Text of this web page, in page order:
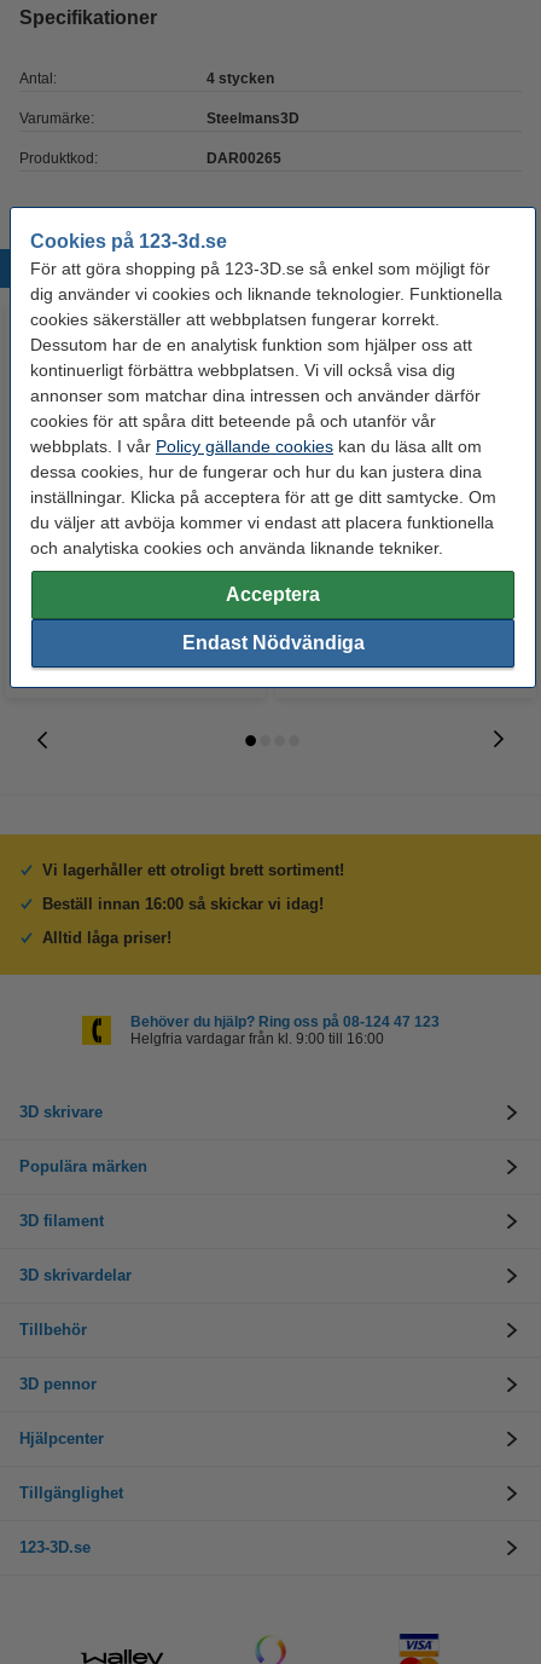
Cookies på 123-3d.se
För att göra shopping på 123-3D.se så enkel som möjligt för
dig använder vi cookies och liknande teknologier. Funktionella
cookies säkerställer att webbplatsen fungerar korrekt.
Dessutom har de en analytisk funktion som hjälper oss att
kontinuerligt förbättra webbplatsen. Vi vill också visa dig
annonser som matchar dina intressen och använder därför
cookies för att spåra ditt beteende på och utanför vår
webbplats. I vår Policy gällande cookies kan du läsa allt om
dessa cookies, hur de fungerar och hur du kan justera dina
inställningar. Klicka på acceptera för att ge ditt samtycke. Om
du väljer att avböja kommer vi endast att placera funktionella
och analytiska cookies och använda liknande tekniker.
Acceptera
Endast Nödvändiga
Specifikationer
Antal: 4 stycken
Varumärke: Steelmans3D
Produktkod: DAR00265
Populära produkter
123-3D Start- efterbehandling-
och underhållssats för 3D-
skrivare
3DLAC självhäftande spray |
400ml
Vi lagerhåller ett otroligt brett sortiment!
Beställ innan 16:00 så skickar vi idag!
Alltid låga priser!
Behöver du hjälp? Ring oss på 08-124 47 123
Helgfria vardagar från kl. 9:00 till 16:00
3D skrivare
Populära märken
3D filament
3D skrivardelar
Tillbehör
3D pennor
Hjälpcenter
Tillgänglighet
123-3D.se